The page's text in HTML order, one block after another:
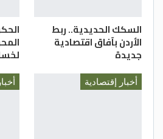
السكك الحديدية.. ربط
الأردن بآفاق اقتصادية
جديدة لخسائر
أخبار إقتصادية